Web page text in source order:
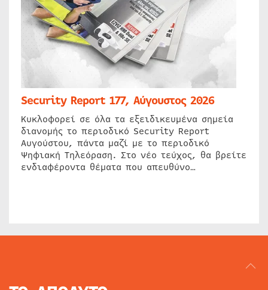
Security Report 177, Αύγουστος 2026
Κυκλοφορεί σε όλα τα εξειδικευμένα σημεία
διανομής το περιοδικό Security Report
Αυγούστου, πάντα μαζί με το περιοδικό
Ψηφιακή Τηλεόραση. Στο νέο τεύχος, θα βρείτε
ενδιαφέροντα θέματα που απευθύνο…